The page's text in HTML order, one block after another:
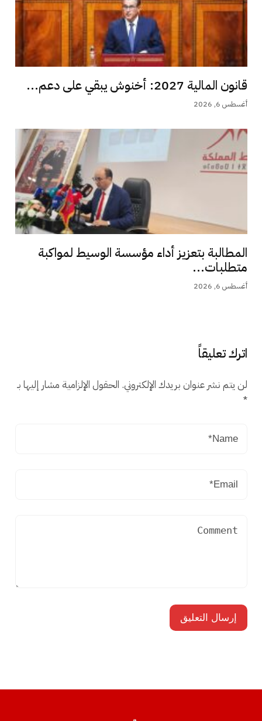
قانون المالية 2027: أخنوش يبقي على دعم...
أغسطس 6, 2026
المطالبة بتعزيز أداء مؤسسة الوسيط لمواكبة
متطلبات...
أغسطس 6, 2026
اترك تعليقاً
لن يتم نشر عنوان بريدك الإلكتروني. الحقول الإلزامية مشار إليها بـ
*